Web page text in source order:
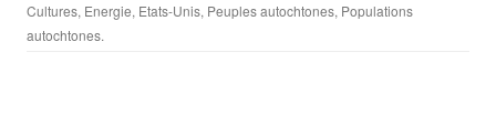
Cultures, Energie, Etats-Unis, Peuples autochtones, Populations
autochtones.